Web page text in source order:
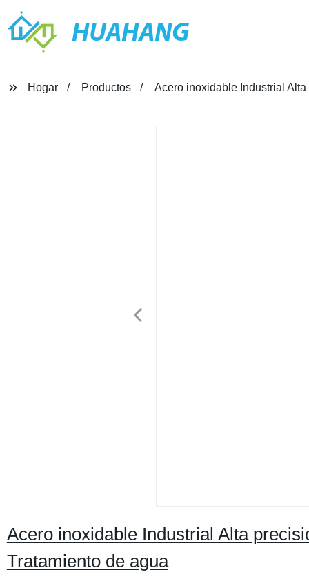
HUAHANG
Hogar Productos Acero inoxidable Industrial
Acero inoxidable Industrial Alta
Tratamiento de agua